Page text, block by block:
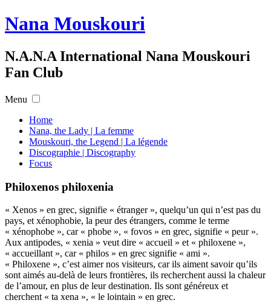
Nana Mouskouri
N.A.N.A International Nana Mouskouri
Fan Club
Menu
Home
Nana, the Lady | La femme
Mouskouri, the Legend | La légende
Discographie | Discography
Focus
Philoxenos philoxenia
« Xenos » en grec, signifie « étranger », quelqu’un qui n’est pas du
pays, et xénophobie, la peur des étrangers, comme le terme
« xénophobe », car « phobe », « fovos » en grec, signifie « peur ».
Aux antipodes, « xenia » veut dire « accueil » et « philoxene »,
« accueillant », car « philos » en grec signifie « ami ».
« Philoxene », c’est aimer nos visiteurs, car ils aiment savoir qu’ils
sont aimés au-delà de leurs frontières, ils recherchent aussi la chaleur
de l’amour, en plus de leur destination. Ils sont généreux et
cherchent « ta xena », « le lointain » en grec.